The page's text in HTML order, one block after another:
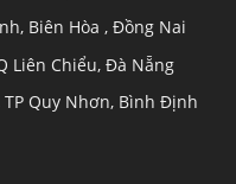
Biên Hòa , Đồng Nai
Liên Chiểu, Đà Nẵng
TP Quy Nhơn, Bình Định